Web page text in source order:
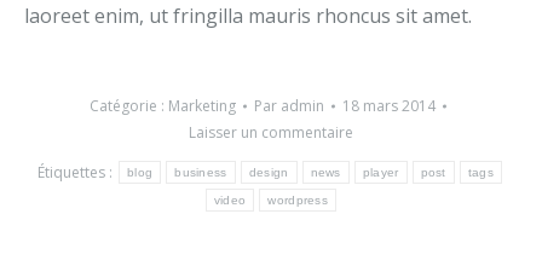
laoreet enim, ut fringilla mauris rhoncus sit amet.
Catégorie : Marketing Par admin
18 mars 2014
Laisser un commentaire
Étiquettes :
blog business design news player post tags
video wordpress